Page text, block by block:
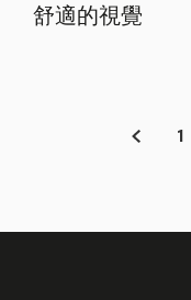
舒適的視覺
1